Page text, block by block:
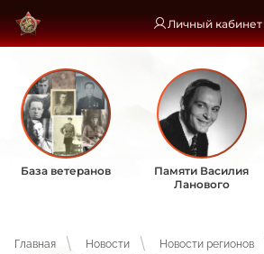
Личный кабинет
База ветеранов
Памяти Василия
Ланового
Главная Новости
Новости регионов